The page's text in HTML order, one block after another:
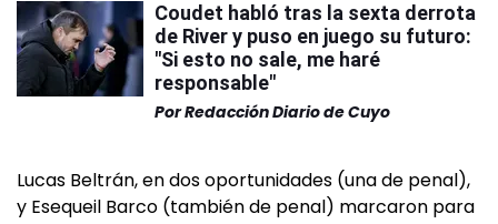
Coudet habló tras la sexta derrota
de River y puso en juego su futuro:
"Si esto no sale, me haré
responsable"
PorRedacción Diario de Cuyo
Lucas Beltrán, en dos oportunidades (una de penal),
y Esequeil Barco (también de penal) marcaron para